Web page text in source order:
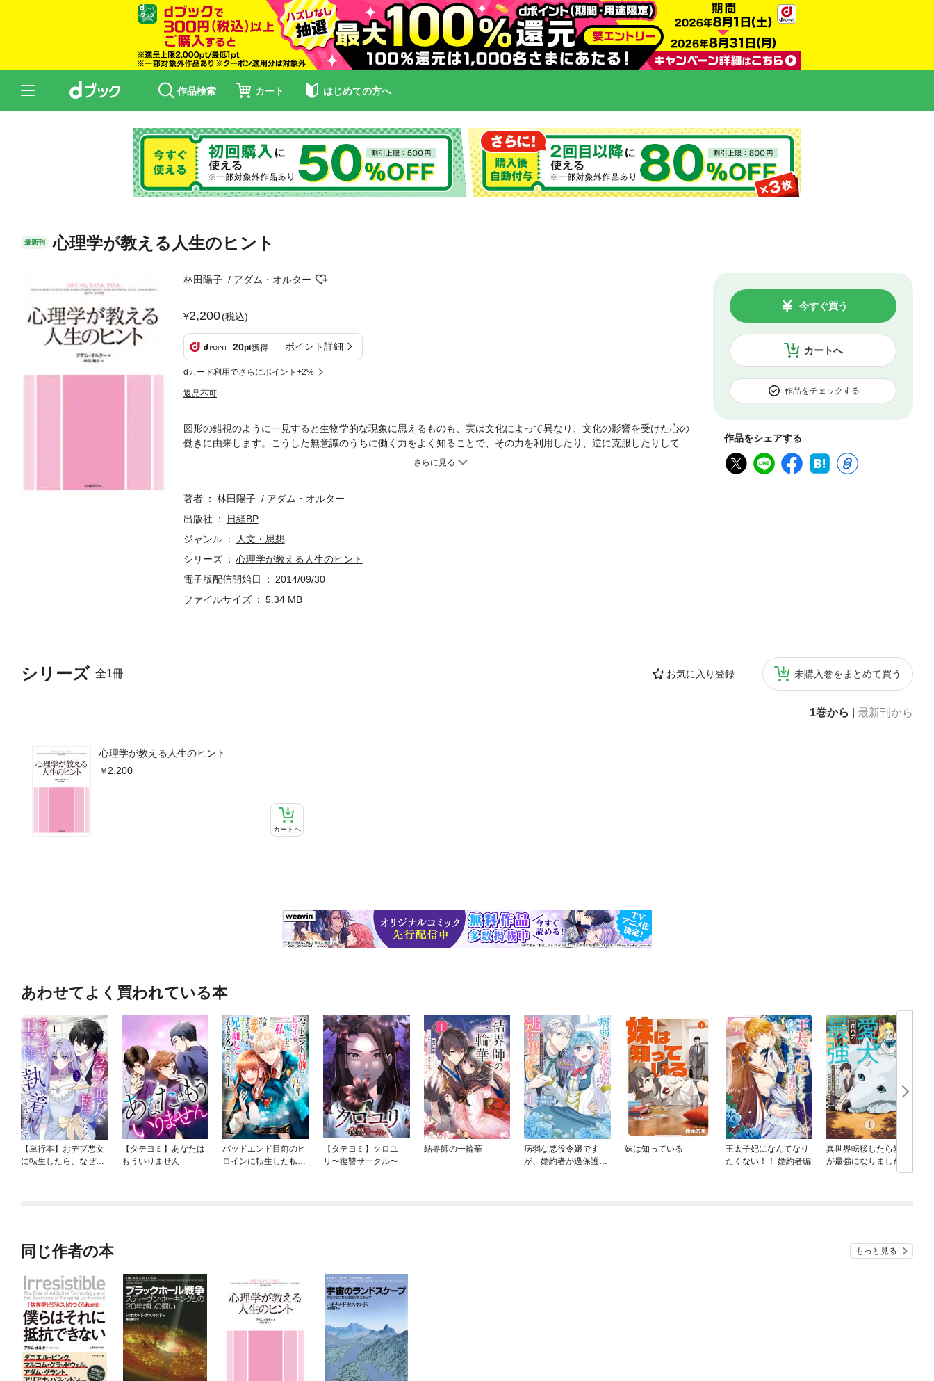
作品検索 カート はじめての方へ
最新刊 心理学が教える人生のヒント
林田陽子 アダム・オルター
2,200(税込)
20pt獲得 ポイント詳細
dカード利用でさらにポイント+2%
返品不可
カートへ
今すぐ買う
作品をチェックする
作品をシェアする
シリーズ 全1冊 お気に入り登録 未購入巻をまとめて買う
1巻から 最新刊から
心理学が教える人生のヒント
2,200
カートへ
図形の錯視のように一見すると生物学的な現象に思えるものも、実は文化によって異なり、文化の影響を受けた心の
働きに由来します。こうした無意識のうちに働く力をよく知ることで、その力を利用したり、逆に克服したりして、
私たちは自らの健康、知恵、幸福を最大限に高めることができます。以下は本書の例。・私たちは色に影響される。
だけで犯罪率が低下した。・私たちは他人の目を気にする。人の目を描いた絵画を壁にかけただけで、無人販売のコ
ーヒーにお金を払う人の割合が高くなった。・ぐずついた天気は、投資家の判断を慎重にさせる。逆に晴天の日は、
良かった。・私たちの記憶は場所と結びついている。知恵のある教師は、本番の試験会場とできるだけよく似た状況
で、学生に試験勉強をさせる。・胆のう手術を受けた患者の回復状況を調査したところ、「樹木が見える病室」の患
者は、「レンガ壁に面した病室」の患者よりも平均して数日早く退院できた。自然の風景を見ていた患者は、壁を見
著者 林田陽子
アダム・オルター
出版社
日経BP
ジャンル
人文・思想
シリーズ
心理学が教える人生のヒント
電子版配信開始日
2014/09/30
ファイルサイズ
5.34 MB
あわせてよく買われている本
【単行本】おデブ悪女
に転生したら、なぜか
【タテヨミ】あなたは
もういりません
バッドエンド目前のヒ
ロインに転生した私、
【タテヨミ】クロユ
リ〜復讐サークル〜
結界師の一輪華
病弱な悪役令嬢です
が、婚約者が過保護す
妹は知っている
王太子妃になんてなり
たくない！！ 婚約者編
異世界転移したら愛犬
が最強になりました ～
シルバーフェンリルと
同じ作者の本 もっと見る